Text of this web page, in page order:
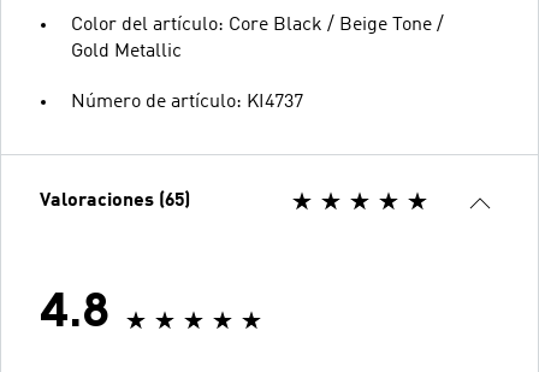
Color del artículo: Core Black / Beige Tone /
Gold Metallic
Número de artículo: KI4737
Valoraciones (65)
4.8